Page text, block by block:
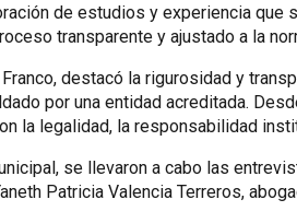
de estudios y experiencia
transparente y ajustado a la
destacó la rigurosidad y
por una entidad acreditada.
la legalidad, la responsabilidad
se llevaron a cabo las
Patricia Valencia Terreros,